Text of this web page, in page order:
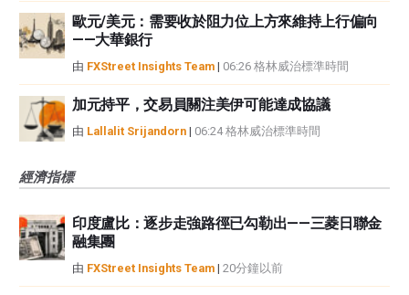
歐元/美元：需要收於阻力位上方來維持上行偏向
——大華銀行
由 FXStreet Insights Team | 06:26 格林威治標準時間
加元持平，交易員關注美伊可能達成協議
由 Lallalit Srijandorn | 06:24 格林威治標準時間
經濟指標
印度盧比：逐步走強路徑已勾勒出——三菱日聯金
融集團
由 FXStreet Insights Team | 20分鐘以前